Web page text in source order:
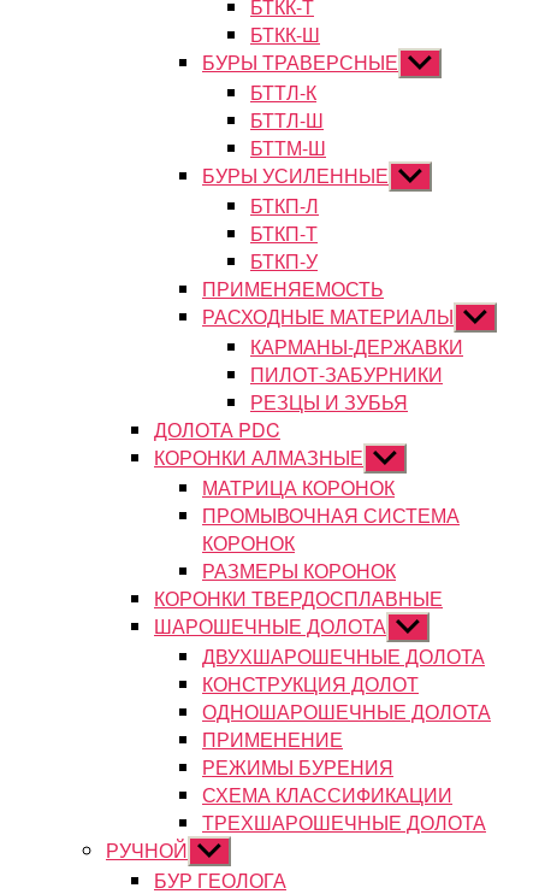
БТКК-Т
БТКК-Ш
БУРЫ ТРАВЕРСНЫЕ Показывать
подменю
БТТЛ-К
БТТЛ-Ш
БТТМ-Ш
БУРЫ УСИЛЕННЫЕ Показывать
подменю
БТКП-Л
БТКП-Т
БТКП-У
ПРИМЕНЯЕМОСТЬ
РАСХОДНЫЕ МАТЕРИАЛЫ
подменю
КАРМАНЫ-ДЕРЖАВКИ
ПИЛОТ-ЗАБУРНИКИ
РЕЗЦЫ И ЗУБЬЯ
ДОЛОТА PDC
КОРОНКИ АЛМАЗНЫЕ Показывать
подменю
МАТРИЦА КОРОНОК
ПРОМЫВОЧНАЯ СИСТЕМА
КОРОНОК
РАЗМЕРЫ КОРОНОК
КОРОНКИ ТВЕРДОСПЛАВНЫЕ
ШАРОШЕЧНЫЕ ДОЛОТА Показывать
подменю
ДВУХШАРОШЕЧНЫЕ ДОЛОТА
КОНСТРУКЦИЯ ДОЛОТ
ОДНОШАРОШЕЧНЫЕ ДОЛОТА
ПРИМЕНЕНИЕ
РЕЖИМЫ БУРЕНИЯ
СХЕМА КЛАССИФИКАЦИИ
ТРЕХШАРОШЕЧНЫЕ ДОЛОТА
РУЧНОЙ Показывать
подменю
БУР ГЕОЛОГА